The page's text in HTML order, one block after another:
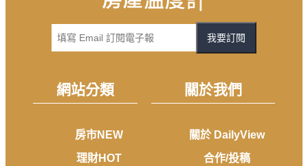
我要訂閱
網站分類
房市NEW
理財HOT
關於我們
關於 DailyView
合作/投稿